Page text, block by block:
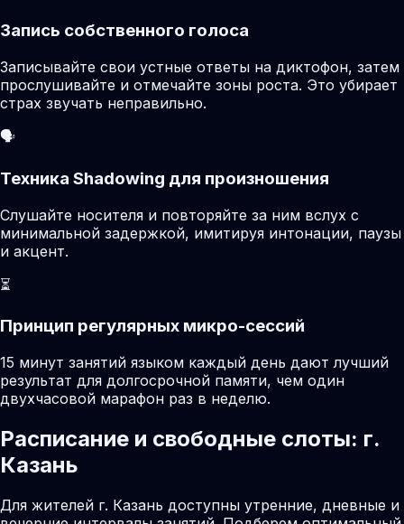
Запись собственного голоса
Записывайте свои устные ответы на диктофон, затем
прослушивайте и отмечайте зоны роста. Это убирает
страх звучать неправильно.
🗣️
Техника Shadowing для произношения
Слушайте носителя и повторяйте за ним вслух с
минимальной задержкой, имитируя интонации, паузы
и акцент.
⏳
Принцип регулярных микро-сессий
15 минут занятий языком каждый день дают лучший
результат для долгосрочной памяти, чем один
двухчасовой марафон раз в неделю.
Расписание и свободные слоты: г.
Казань
Для жителей г. Казань доступны утренние, дневные и